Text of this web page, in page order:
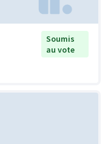
Soumis
au vote